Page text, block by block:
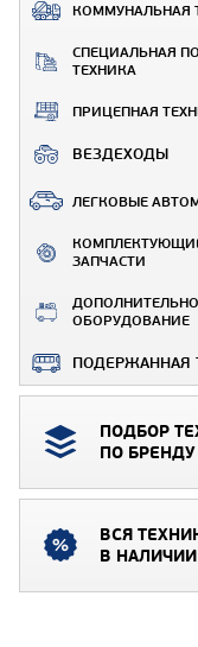
КОММУНАЛЬНАЯ
СПЕЦИАЛЬНАЯ
ТЕХНИКА
ПРИЦЕПНАЯ
ВЕЗДЕХОДЫ
ЛЕГКОВЫЕ
ЗАПЧАСТИ
ОБОРУДОВАНИЕ
ПОДЕРЖАННАЯ
ПОДБОР
ПО БРЕНДУ
ВСЯ
В НАЛИЧИИ